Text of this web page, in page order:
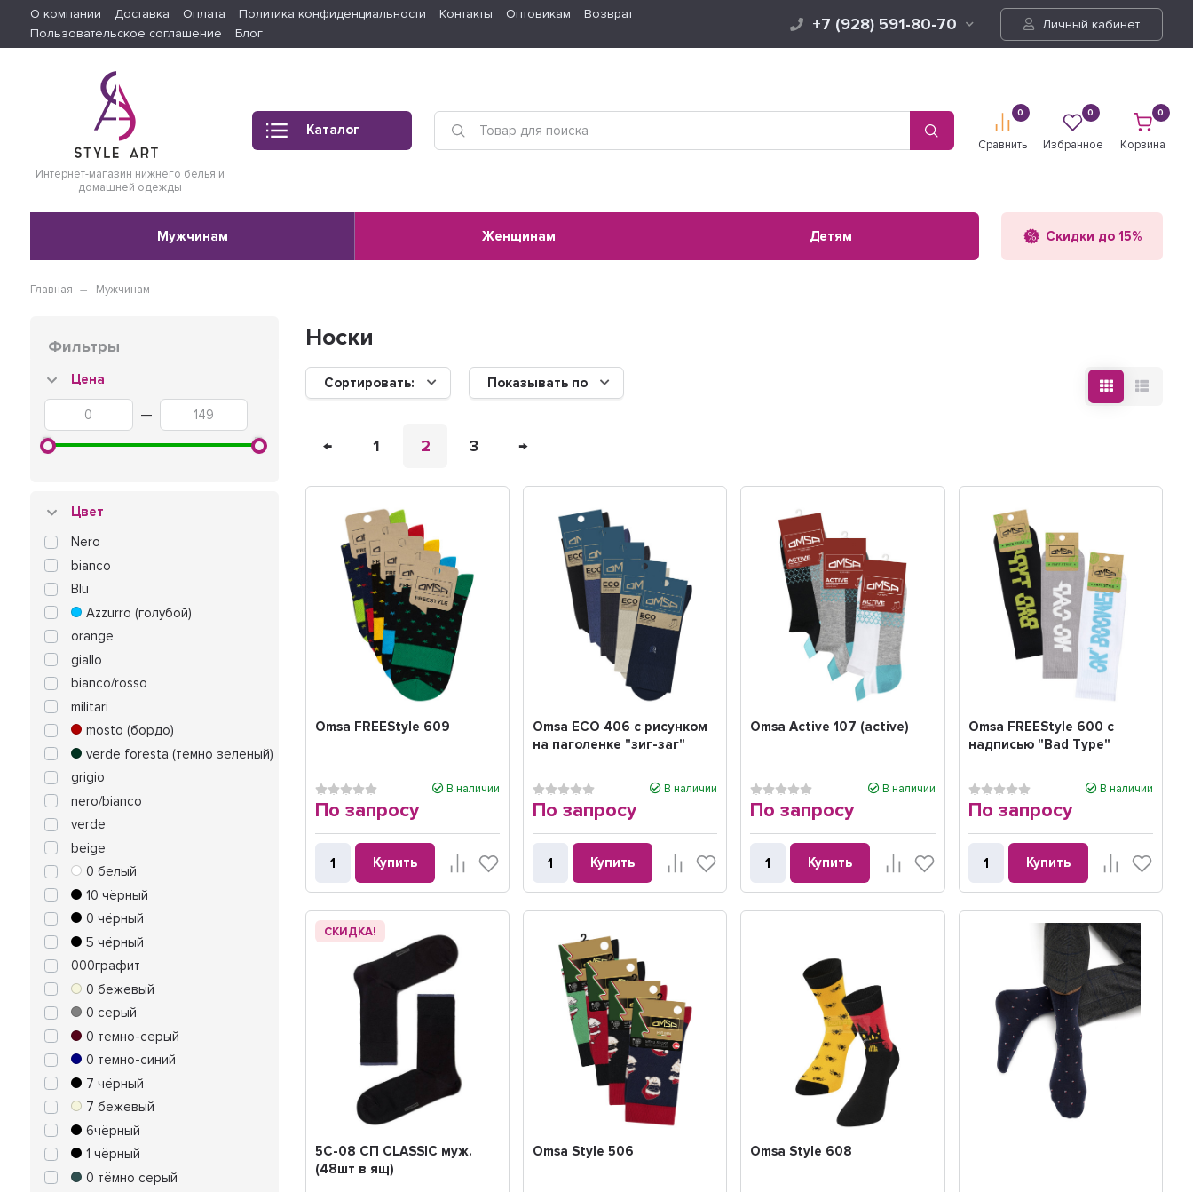
О компании Доставка Оплата Политика конфиденциальности Контакты Оптовикам
Возврат
Пользовательское соглашение
Блог +7 (928) 591-80-70 Личный кабинет
Интернет-магазин нижнего белья и
домашней одежды
Каталог
0
Сравнить
0
Избранное
0
Корзина
Мужчинам Женщинам Детям Скидки до 15%
Главная Мужчинам
Фильтры
Цена
—
Цвет
Nero
bianco
Blu
Azzurro (голубой)
orange
giallo
bianco/rosso
militari
mosto (бордо)
verde foresta (темно зеленый)
grigio
nero/bianco
verde
beige
0 белый
10 чёрный
0 чёрный
5 чёрный
000графит
0 бежевый
0 серый
0 темно-серый
0 темно-синий
7 чёрный
7 бежевый
6чёрный
1 чёрный
0 тёмно серый
Носки
Сортировать: Показывать по
← 1 2 3 →
Omsa FREEStyle 609
В наличии
По запросу
Купить
Omsa ECO 406 с рисунком
на паголенке "зиг-заг"
В наличии
По запросу
Купить
Omsa Active 107 (active)
В наличии
По запросу
Купить
Omsa FREEStyle 600 с
надписью "Bad Type"
В наличии
По запросу
Купить
СКИДКА!
5C-08 СП CLASSIC муж.
(48шт в ящ)
Omsa Style 506 Omsa Style 608